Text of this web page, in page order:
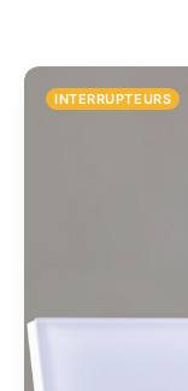
INTERRUPTEURS